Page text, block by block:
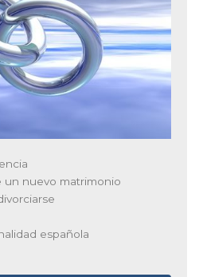
un nuevo matrimonio
española